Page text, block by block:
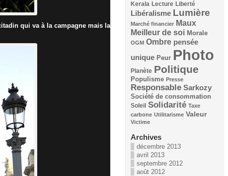
qui va à la campagne mais la
Kerala Lecture Liberté
Libéralisme Lumière
Marché financier Maux
Meilleur de soi Morale
OGM Ombre pensée
unique Peur Photo
Planète Politique
Populisme Presse
Responsable Sarkozy
Société de consommation
Soleil Solidarité Taxe
carbone Utilitarisme Valeur
Victime
Archives
décembre 2013
avril 2013
septembre 2012
août 2012